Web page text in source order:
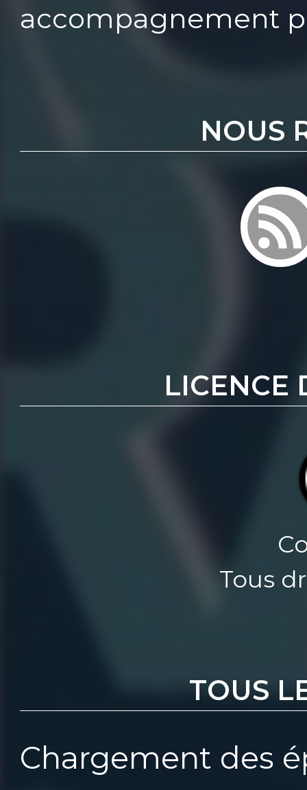
accompagnement
NOUS
LICENCE
Tous
TOUS
Chargement des